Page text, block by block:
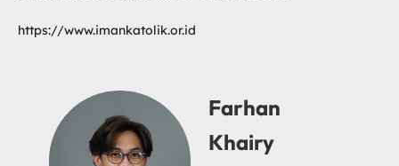
https://www.imankatolik.or.id
Farhan
Khairy